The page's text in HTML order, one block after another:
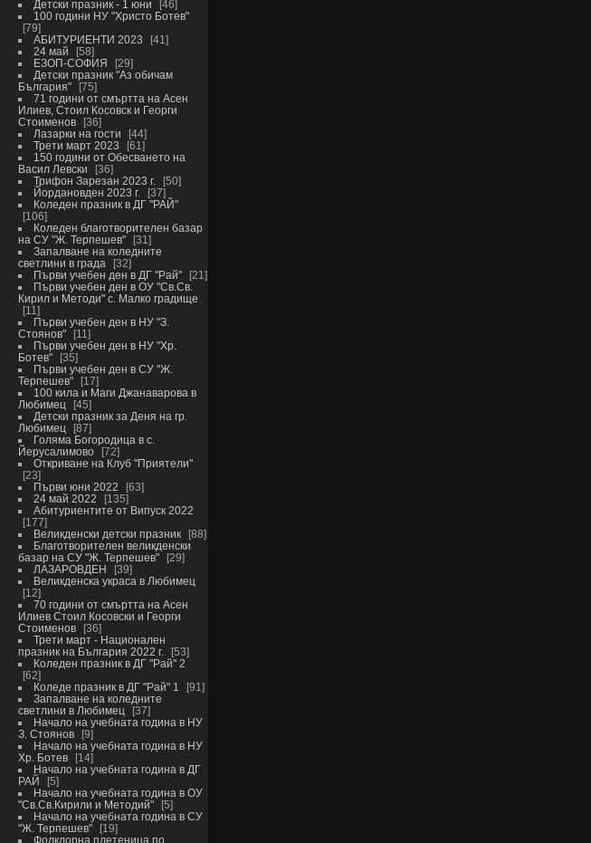
Детски празник - 1 юни
46
100 години НУ "Христо Ботев"
79
АБИТУРИЕНТИ 2023
41
24 май
58
ЕЗОП-СОФИЯ
29
Детски празник "Аз обичам
България"
75
71 години от смъртта на Асен
Илиев, Стоил Косовск и Георги
Стоименов
36
Лазарки на гости
44
Трети март 2023
61
150 години от Обесването на
Васил Левски
36
Трифон Зарезан 2023 г.
50
Йордановден 2023 г.
37
Коледен празник в ДГ "РАЙ"
106
Коледен благотворителен базар
на СУ "Ж. Терпешев"
31
Запалване на коледните
светлини в града
32
Първи учебен ден в ДГ "Рай"
21
Първи учебен ден в ОУ "Св.Св.
Кирил и Методи" с. Малко градище
11
Първи учебен ден в НУ "З.
Стоянов"
11
Първи учебен ден в НУ "Хр.
Ботев"
35
Първи учебен ден в СУ "Ж.
Терпешев"
17
100 кила и Маги Джанаварова в
Любимец
45
Детски празник за Деня на гр.
Любимец
87
Голяма Богородица в с.
Йерусалимово
72
Откриване на Клуб "Приятели"
23
Първи юни 2022
63
24 май 2022
135
Абитуриентите от Випуск 2022
177
Великденски детски празник
88
Благотворителен великденски
базар на СУ "Ж. Терпешев"
29
ЛАЗАРОВДЕН
39
Великденска украса в Любимец
12
70 години от смъртта на Асен
Илиев Стоил Косовски и Георги
Стоименов
36
Трети март - Национален
празник на България 2022 г.
53
Коледен празник в ДГ "Рай" 2
62
Коледе празник в ДГ "Рай" 1
91
Запалване на коледните
светлини в Любимец
37
Начало на учебната година в НУ
З. Стоянов
9
Начало на учебната година в НУ
Хр. Ботев
14
Начало на учебната година в ДГ
РАЙ
5
Начало на учебната година в ОУ
"Св.Св.Кирили и Методий"
5
Начало на учебната година в СУ
"Ж. Терпешев"
19
Фолклорна плетеница по